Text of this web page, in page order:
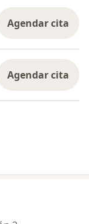
Agendar cita
Agendar cita